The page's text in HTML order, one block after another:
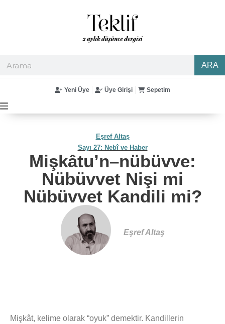
ARA
Yeni Üye Üye Girişi Sepetim
Eşref Altaş
Sayı 27: Nebî ve Haber
Mişkâtu’n–nübüvve:
Nübüvvet Nişi mi
Nübüvvet Kandili mi?
Eşref Altaş
Mişkât, kelime olarak “oyuk” demektir. Kandillerin